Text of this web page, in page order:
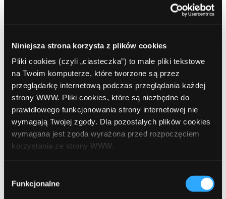
Niniejsza strona korzysta z plików cookies
Pliki cookies (czyli „ciasteczka”) to małe pliki tekstowe
na Twoim komputerze, które tworzone są przez
przeglądarkę internetową podczas przeglądania każdej
strony WWW. Pliki cookies, które są niezbędne do
prawidłowego funkcjonowania strony internetowej nie
wymagają Twojej zgody. Dla pozostałych plików cookies
wymagana jest zgoda wyrażona przed rozpoczęciem
korzystania ze strony WWW.
formy korzystania z plików cookies. Więcej:
Polityka
zgody
Funkcjonalne
luty 2020
grudzień 2019
październik 2019
lipiec 2019
czerwiec 2019
maj 2019
grudzień 2018